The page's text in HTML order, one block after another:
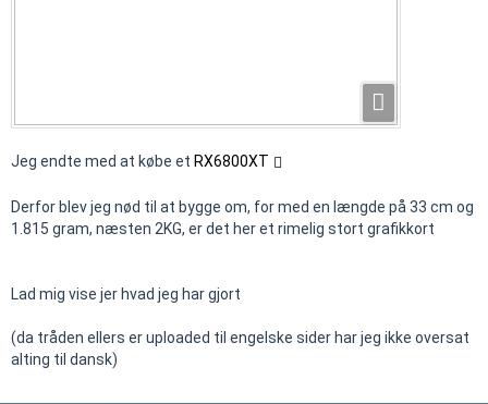
Jeg endte med at købe et RX6800XT
Derfor blev jeg nød til at bygge om, for med en længde på 33 cm og
1.815 gram, næsten 2KG, er det her et rimelig stort grafikkort
Lad mig vise jer hvad jeg har gjort
(da tråden ellers er uploaded til engelske sider har jeg ikke oversat
alting til dansk)